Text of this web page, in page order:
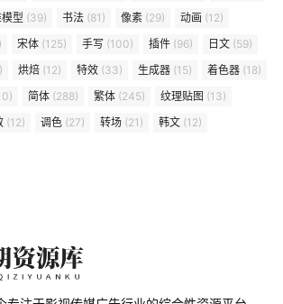
型 (39) 书法 (81) 像素 (29) 动画 (12)
宋体 (125) 手写 (100) 插件 (96) 日文 (59)
烘焙 (12) 特效 (33) 生成器 (15) 着色器 (18)
简体 (288) 繁体 (245) 纹理贴图 (13)
(12) 调色 (27) 转场 (21) 韩文 (12)